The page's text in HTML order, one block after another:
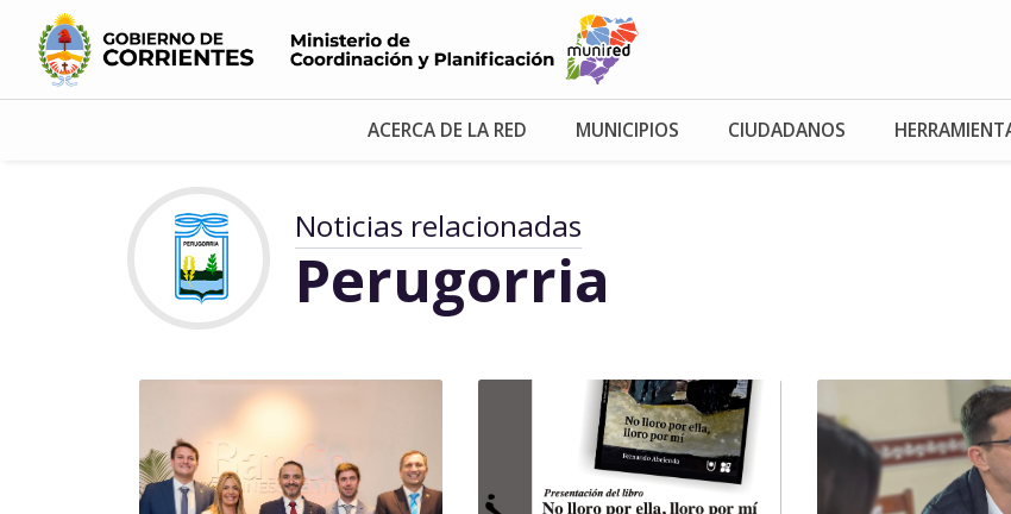
ACERCA DE LA RED MUNICIPIOS CIUDADANOS
Noticias relacionadas
Perugorria